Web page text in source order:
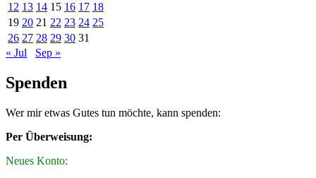
12 13 14 15 16 17 18
19 20 21 22 23 24 25
26 27 28 29 30 31
« Jul
Sep »
Spenden
Wer mir etwas Gutes tun möchte, kann spenden:
Per Überweisung:
Neues Konto: